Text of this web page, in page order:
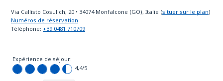
Via Callisto Cosulich, 20 • 34074 Monfalcone (GO), Italie (situer sur le plan)
Numéros de réservation
Téléphone: +39 0481 710709
Expérience de séjour:
4,4/5